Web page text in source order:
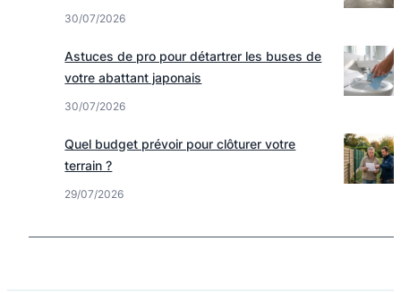
30/07/2026
Astuces de pro pour détartrer les buses de
votre abattant japonais
30/07/2026
Quel budget prévoir pour clôturer votre
terrain ?
29/07/2026